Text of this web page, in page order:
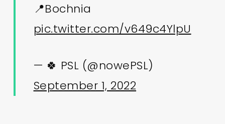
📍Bochnia
pic.twitter.com/v649c4YlpU
— 🍀 PSL (@nowePSL)
September 1, 2022